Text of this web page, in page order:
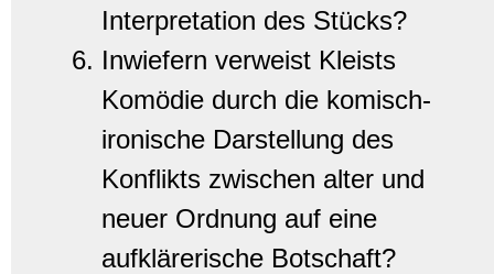
Interpretation des Stücks?
Inwiefern verweist Kleists
Komödie durch die komisch-
ironische Darstellung des
Konflikts zwischen alter und
neuer Ordnung auf eine
aufklärerische Botschaft?